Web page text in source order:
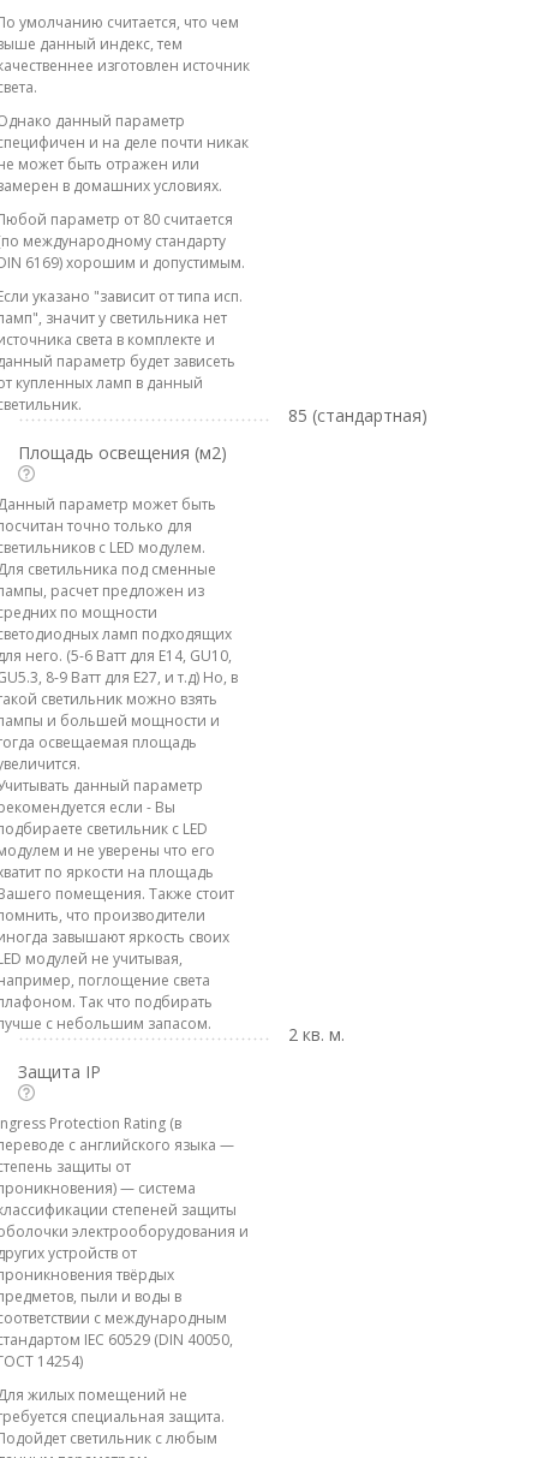
умолчанию считается, что чем
данный индекс, тем
изготовлен источник
данный параметр
и на деле почти никак
может быть отражен или
в домашних условиях.
параметр от 80 считается
международному стандарту
6169) хорошим и допустимым.
указано "зависит от типа исп.
значит у светильника нет
света в комплекте и
параметр будет зависеть
купленных ламп в данный
85 (стандартная)
Площадь освещения (м2)
параметр может быть
точно только для
с LED модулем.
светильника под сменные
расчет предложен из
по мощности
ламп подходящих
него. (5-6 Ватт для E14, GU10,
8-9 Ватт для E27, и т.д) Но, в
светильник можно взять
и большей мощности и
освещаемая площадь
данный параметр
если - Вы
светильник с LED
и не уверены что его
по яркости на площадь
помещения. Также стоит
что производители
завышают яркость своих
модулей не учитывая,
поглощение света
Так что подбирать
с небольшим запасом.
2 кв. м.
Защита IP
Protection Rating (в
с английского языка —
защиты от
— система
степеней защиты
электрооборудования и
устройств от
твёрдых
пыли и воды в
с международным
IEC 60529 (DIN 40050,
14254)
жилых помещений не
специальная защита.
светильник с любым